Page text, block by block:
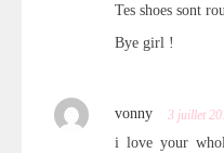
Tes shoes sont
Bye girl !
vonny 3 juillet
i love your